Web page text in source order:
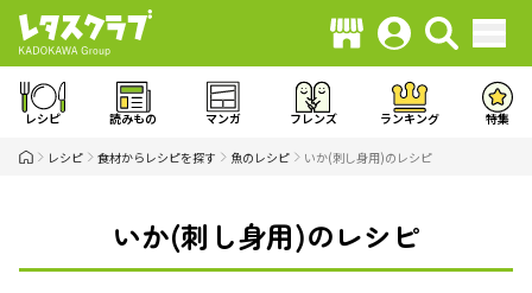
レシピ 読みもの マンガ フレンズ ランキング 特集
レシピ 食材からレシピを探す 魚のレシピ いか(刺し身用)のレシピ
いか(刺し身用)のレシピ